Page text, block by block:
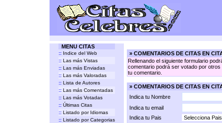
MENU CITAS
:: Indice del Web
:: Las más Vistas
:: Las más Enviadas
:: Las más Valoradas
:: Lista de Autores
:: Las más Comentadas
:: Las más Votadas
:: Últimas Citas
:: Listado por Idiomas
:: Listado por Categorias
» COMENTARIOS DE CITAS EN
Rellenando el siguiente formulario
comentario podrá ser votado por
tu comentario.
» COMENTARIOS DE CITAS EN
Indica tu Nombre
Indica tu email
Indica tu Pais